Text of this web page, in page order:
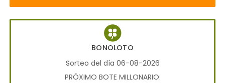
BONOLOTO
Sorteo del día 06-08-2026
PRÓXIMO BOTE MILLONARIO: